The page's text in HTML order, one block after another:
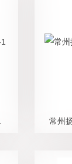
常州